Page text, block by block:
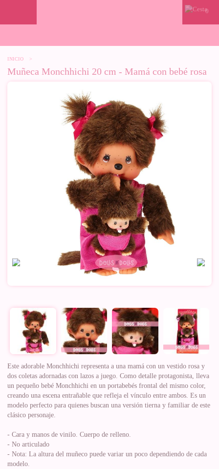
0
INICIO >
Muñeca Monchhichi 20 cm - Mamá con bebé rosa
Este adorable Monchhichi representa a una mamá con un vestido rosa y
dos coletas adornadas con lazos a juego. Como detalle protagonista, lleva
un pequeño bebé Monchhichi en un portabebés frontal del mismo color,
creando una escena entrañable que refleja el vínculo entre ambos. Es un
modelo perfecto para quienes buscan una versión tierna y familiar de este
clásico personaje.
- Cara y manos de vinilo. Cuerpo de relleno.
- No articulado
- Nota: La altura del muñeco puede variar un poco dependiendo de cada
modelo.